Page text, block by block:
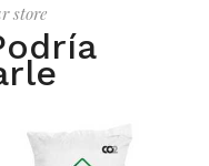
store